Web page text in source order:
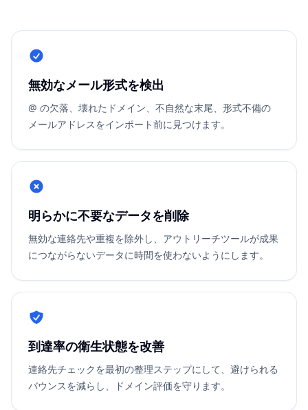
無効なメール形式を検出
@ の欠落、壊れたドメイン、不自然な末尾、形式不備の
メールアドレスをインポート前に見つけます。
明らかに不要なデータを削除
無効な連絡先や重複を除外し、アウトリーチツールが成果
につながらないデータに時間を使わないようにします。
到達率の衛生状態を改善
連絡先チェックを最初の整理ステップにして、避けられる
バウンスを減らし、ドメイン評価を守ります。